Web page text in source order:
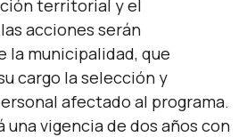
territorial y el
acciones serán
la municipalidad, que
cargo la selección y
afectado al programa.
una vigencia de dos años con